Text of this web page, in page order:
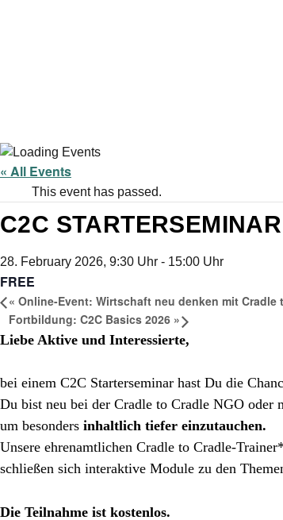
« All Events
This event has passed.
C2C STARTERSEMINAR
28. February 2026, 9:30 Uhr - 15:00 Uhr
FREE
« Online-Event: Wirtschaft neu denken mit
Fortbildung: C2C Basics 2026 »
Liebe Aktive und Interessierte,
bei einem C2C Starterseminar hast Du die
Du bist neu bei der Cradle to Cradle NGO oder
um besonders inhaltlich tiefer einzutauchen.
Unsere ehrenamtlichen Cradle to Cradle-
schließen sich interaktive Module zu den
Die Teilnahme ist kostenlos.